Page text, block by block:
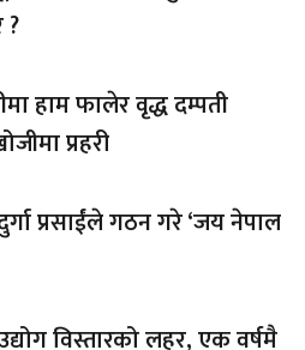
?
हाम फालेर वृद्ध दम्पती
प्रहरी
प्रसाईंले गठन गरे ‘जय नेपाल
विस्तारको लहर, एक वर्षमै